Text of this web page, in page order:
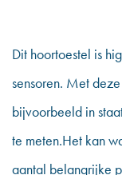
Dit hoortoestel is
sensoren. Met
bijvoorbeeld in
te meten.Het kan
aantal belangrijke